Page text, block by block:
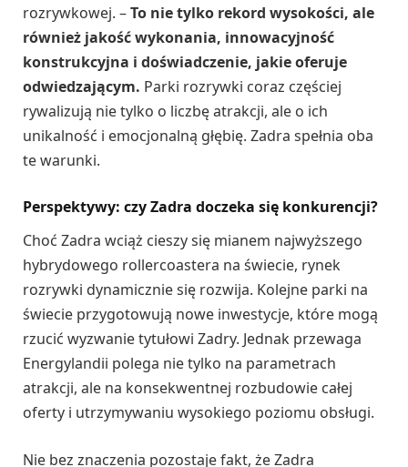
rozrywkowej. –To nie tylko rekord wysokości, ale
również jakość wykonania, innowacyjność
konstrukcyjna i doświadczenie, jakie oferuje
odwiedzającym. Parki rozrywki coraz częściej
rywalizują nie tylko o liczbę atrakcji, ale o ich
unikalność i emocjonalną głębię. Zadra spełnia oba
te warunki.
Perspektywy: czy Zadra doczeka się konkurencji?
Choć Zadra wciąż cieszy się mianem najwyższego
hybrydowego rollercoastera na świecie, rynek
rozrywki dynamicznie się rozwija. Kolejne parki na
świecie przygotowują nowe inwestycje, które mogą
rzucić wyzwanie tytułowi Zadry. Jednak przewaga
Energylandii polega nie tylko na parametrach
atrakcji, ale na konsekwentnej rozbudowie całej
oferty i utrzymywaniu wysokiego poziomu obsługi.
Nie bez znaczenia pozostaje fakt, że Zadra